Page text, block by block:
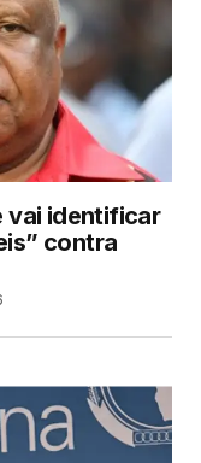
vai identificar
contra